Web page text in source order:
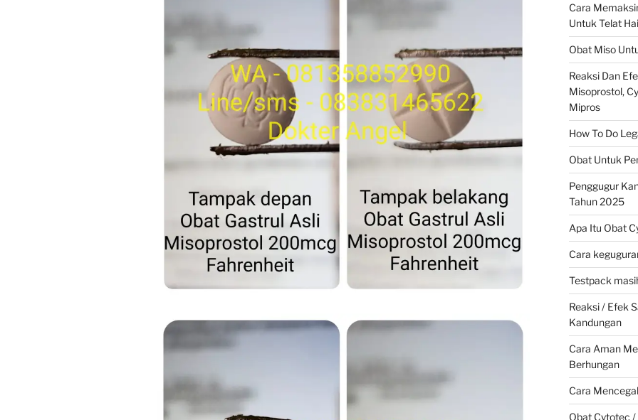
Cara
Untuk Telat
Obat Miso
Reaksi Dan
Misoprostol,
Mipros
How To Do
Obat Untuk
Penggugur
Tahun 2025
Apa Itu Obat
Cara
Testpack
Reaksi / Efek
Kandungan
Cara Aman
Berhungan
Cara
Obat Cytotec /